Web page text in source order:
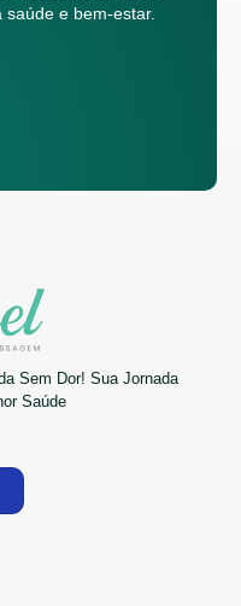
e bem-estar.
Sem Dor! Sua Jornada
Saúde